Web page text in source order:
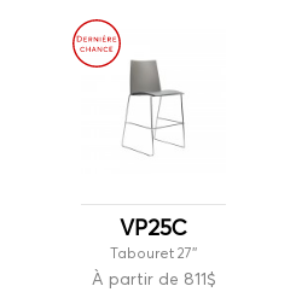
VP25C
Tabouret 27''
À partir de 811$